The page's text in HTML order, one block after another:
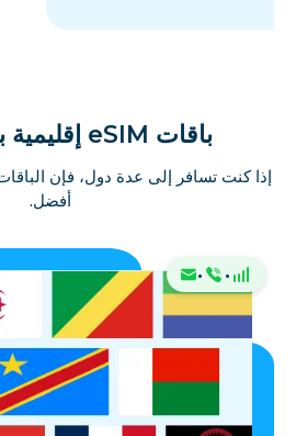
باقات eSIM إقليمية بأسعار أوفر
إذا كنت تسافر إلى عدة دول، فإن الباقات
أفضل.
·
·